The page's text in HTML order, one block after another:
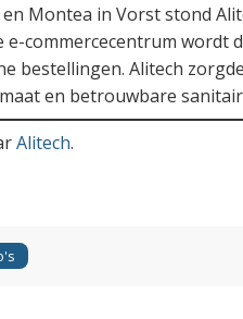
Montea in Vorst stond
commercecentrum wordt
bestellingen. Alitech
en betrouwbare
Alitech.